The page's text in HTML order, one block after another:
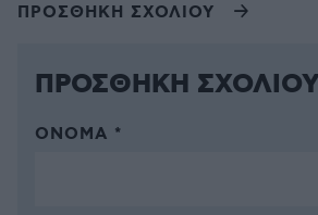
ΠΡΟΣΘΗΚΗ ΣΧΟΛΙΟΥ
ΠΡΟΣΘΗΚΗ ΣΧΟΛΙΟΥ
ΌΝΟΜΑ *